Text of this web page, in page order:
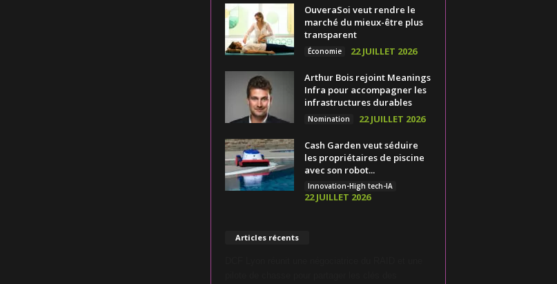
OuveraSoi veut rendre le
marché du mieux-être plus
transparent
Économie 22 JUILLET 2026
Arthur Bois rejoint Meanings
Infra pour accompagner les
infrastructures durables
Nomination 22 JUILLET 2026
Cash Garden veut séduire
les propriétaires de piscine
avec son robot...
Innovation-High tech-IA
22 JUILLET 2026
Articles récents